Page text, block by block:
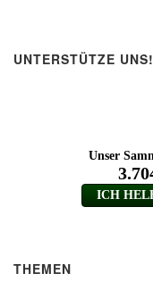
UNTERSTÜTZE UNS!
THEMEN